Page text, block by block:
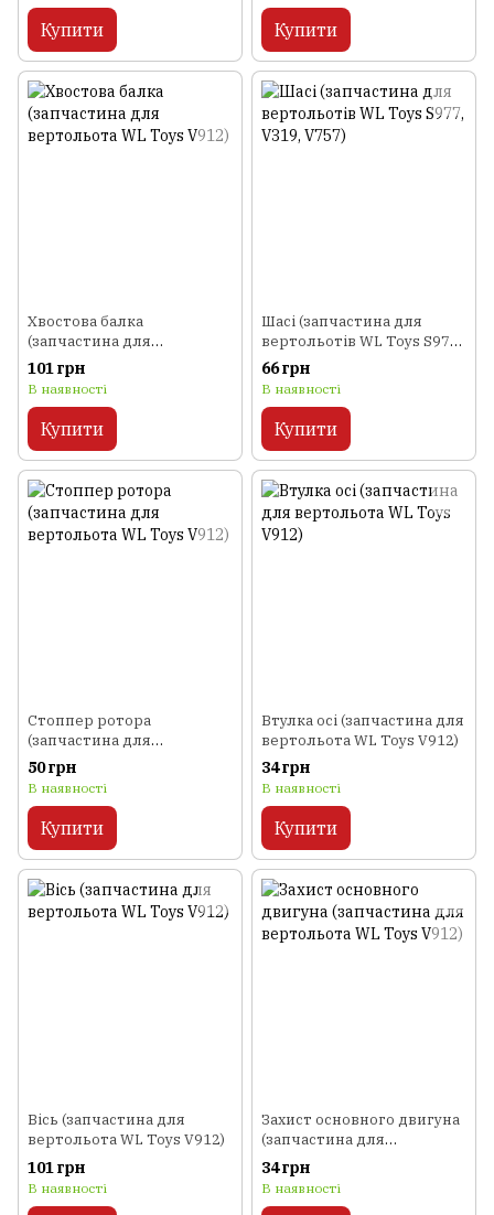
Купити Купити
Хвостова балка
(запчастина для
вертольота WL Toys V912)
101 грн
В наявності
Купити
Шасі (запчастина для
вертольотів WL Toys S977,
V319, V757)
66 грн
В наявності
Купити
Стоппер ротора
(запчастина для
вертольота WL Toys V912)
50 грн
В наявності
Купити
Втулка осі (запчастина для
вертольота WL Toys V912)
34 грн
В наявності
Купити
Вісь (запчастина для
вертольота WL Toys V912)
101 грн
В наявності
Захист основного двигуна
(запчастина для
вертольота WL Toys V912)
34 грн
В наявності